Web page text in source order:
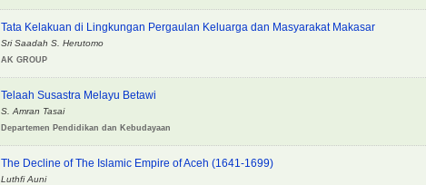
Tata Kelakuan di Lingkungan Pergaulan Keluarga dan Masyarakat Makasar
Sri Saadah S. Herutomo
AK GROUP
Telaah Susastra Melayu Betawi
S. Amran Tasai
Departemen Pendidikan dan Kebudayaan
The Decline of The Islamic Empire of Aceh (1641-1699)
Luthfi Auni